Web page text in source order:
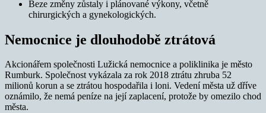
Beze změny zůstaly i plánované výkony, včetně
chirurgických a gynekologických.
Nemocnice je dlouhodobě ztrátová
Akcionářem společnosti Lužická nemocnice a poliklinika je město
Rumburk. Společnost vykázala za rok 2018 ztrátu zhruba 52
milionů korun a se ztrátou hospodařila i loni. Vedení města už dříve
oznámilo, že nemá peníze na její zaplacení, protože by omezilo chod
města.